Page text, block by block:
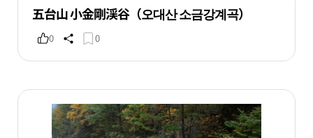
五台山 小金剛渓谷（오대산 소금강계곡）
0 0